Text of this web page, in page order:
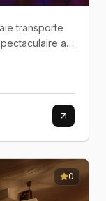
transporte
au
0